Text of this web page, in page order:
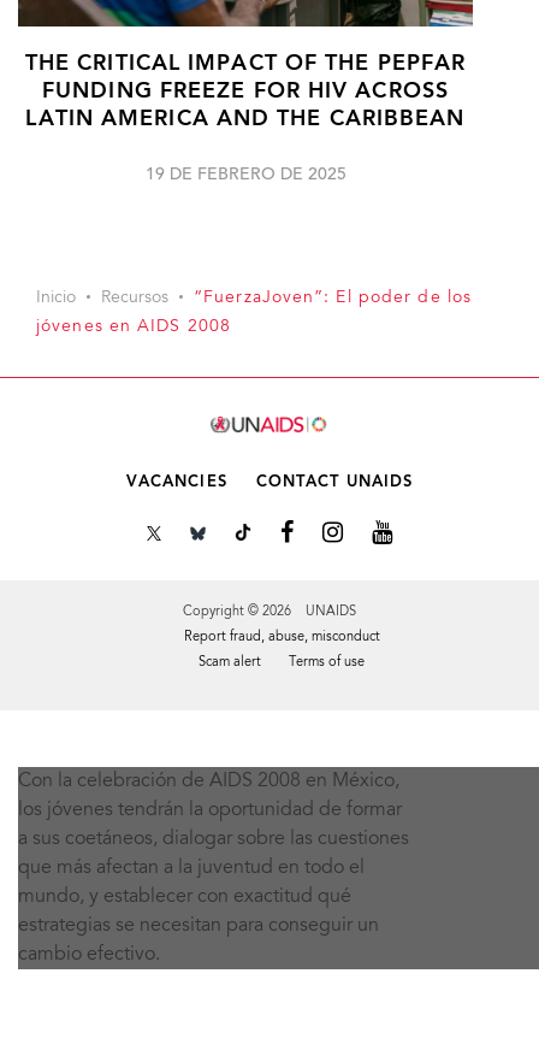
Con la celebración de AIDS 2008 en México,
los jóvenes tendrán la oportunidad de formar
a sus coetáneos, dialogar sobre las cuestiones
que más afectan a la juventud en todo el
mundo, y establecer con exactitud qué
estrategias se necesitan para conseguir un
cambio efectivo.
THE CRITICAL IMPACT OF THE PEPFAR
FUNDING FREEZE FOR HIV ACROSS
LATIN AMERICA AND THE CARIBBEAN
19 DE FEBRERO DE 2025
Inicio Recursos
“FuerzaJoven”: El poder de los
jóvenes en AIDS 2008
VACANCIES CONTACT UNAIDS
Copyright © 2026 UNAIDS
Report fraud, abuse, misconduct
Scam alert
Terms of use